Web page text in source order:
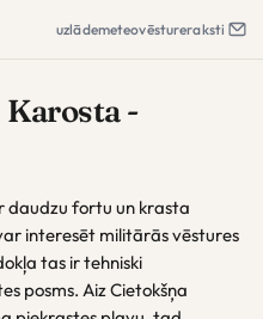
uzlādemeteovēstureraksti
-
daudzu fortu un krasta
interesēt militārās vēstures
tas ir tehniski
posms. Aiz Cietokšņa